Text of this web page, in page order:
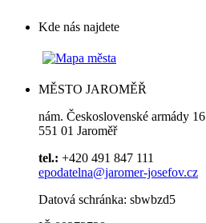
Kde nás najdete
MĚSTO JAROMĚŘ
nám. Československé armády 16
551 01 Jaroměř
tel.: +420 491 847 111
epodatelna@jaromer-josefov.cz
Datová schránka: sbwbzd5